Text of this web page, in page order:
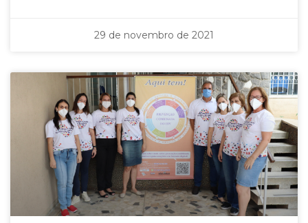
29 de novembro de 2021